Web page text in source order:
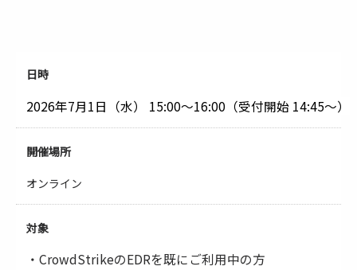
日時
2026年7月1日（水） 15:00～16:00（受付開始 14:45～）
開催場所
オンライン
対象
・CrowdStrikeのEDRを既にご利用中の方